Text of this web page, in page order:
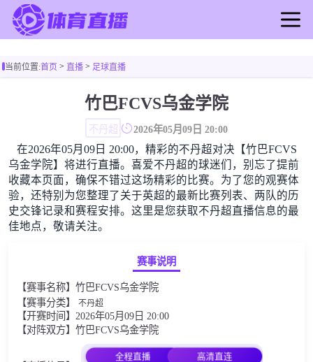
足球直播
足球新闻
篮球新闻
当前位置:首页> 直播> 足球直播
竹巴FCVS乌金学院
不丹超 2026年05月09日 20:00
在2026年05月09日 20:00，精彩的不丹超对决【竹巴FCVS
乌金学院】将进行直播。喜爱不丹超的球迷们，别忘了提前
收藏本页面，确保不错过这场精彩的比赛。为了您的观赛体
验，还特别为您整理了关于英超的最新比赛列表、两队的历
史交锋记录和赛程安排。这里是您获取不丹超直播信息的最
佳地点，敬请关注。
赛事说明
【赛事名称】竹巴FCVS乌金学院
【赛事分类】 不丹超
【开赛时间】2026年05月09日 20:00
【对阵双方】竹巴FCVS乌金学院
全程直播 高清直连